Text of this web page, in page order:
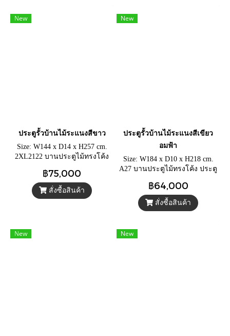
New
ประตูรั้วบ้านไม้ระแนงสีขาว
Size: W144 x D14 x H257 cm.
2XL2122 บานประตูไม้ทรงโค้ง
พื้นที่ ไม้ระแนงโปร่งสีขาว
฿75,000
สั่งซื้อสินค้า
New
ประตูรั้วบ้านไม้ระแนงสีเขียว
อมฟ้า
Size: W184 x D10 x H218 cm.
A27 บานประตูไม้ทรงโค้ง ประตู
ระแนงโปร่งสีเขียวอมฟ้า
฿64,000
สั่งซื้อสินค้า
New New